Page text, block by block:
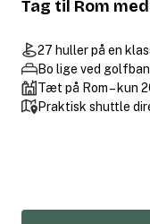
Tag til Rom
27 huller på en
Bo lige ved
Tæt på Rom – kun
Praktisk shuttle